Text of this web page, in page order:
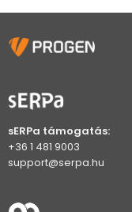
sERPa támogatás:
+36 1 481 9003
support@serpa.hu